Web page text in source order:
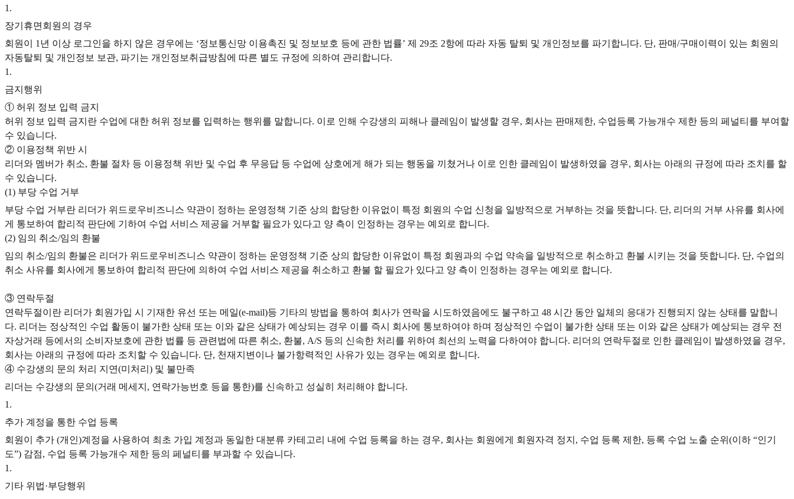
1 .
장기휴면회원의 경우
회원이 1년 이상 로그인을 하지 않은 경우에는 ‘정보통신망 이용촉진 및 정보보호 등에 관한 법률’ 제 29조 2항에 따라 자동 탈퇴 및 개인정보를 파기합니다. 단, 판매/구매이력이 있는 회원의
자동탈퇴 및 개인정보 보관, 파기는 개인정보취급방침에 따른 별도 규정에 의하여 관리합니다.
1 .
금지행위
① 허위 정보 입력 금지
허위 정보 입력 금지란 수업에 대한 허위 정보를 입력하는 행위를 말합니다. 이로 인해 수강생의 피해나 클레임이 발생할 경우, 회사는 판매제한, 수업등록 가능개수 제한 등의 페널티를 부여할
수 있습니다.
② 이용정책 위반 시
리더와 멤버가 취소, 환불 절차 등 이용정책 위반 및 수업 후 무응답 등 수업에 상호에게 해가 되는 행동을 끼쳤거나 이로 인한 클레임이 발생하였을 경우, 회사는 아래의 규정에 따라 조치를 할
수 있습니다.
(1) 부당 수업 거부
부당 수업 거부란 리더가 위드로우비즈니스 약관이 정하는 운영정책 기준 상의 합당한 이유없이 특정 회원의 수업 신청을 일방적으로 거부하는 것을 뜻합니다. 단, 리더의 거부 사유를 회사에
게 통보하여 합리적 판단에 기하여 수업 서비스 제공을 거부할 필요가 있다고 양 측이 인정하는 경우는 예외로 합니다.
(2) 임의 취소/임의 환불
임의 취소/임의 환불은 리더가 위드로우비즈니스 약관이 정하는 운영정책 기준 상의 합당한 이유없이 특정 회원과의 수업 약속을 일방적으로 취소하고 환불 시키는 것을 뜻합니다. 단, 수업의
취소 사유를 회사에게 통보하여 합리적 판단에 의하여 수업 서비스 제공을 취소하고 환불 할 필요가 있다고 양 측이 인정하는 경우는 예외로 합니다.
③ 연락두절
연락두절이란 리더가 회원가입 시 기재한 유선 또는 메일(e-mail)등 기타의 방법을 통하여 회사가 연락을 시도하였음에도 불구하고 48 시간 동안 일체의 응대가 진행되지 않는 상태를 말합니
다. 리더는 정상적인 수업 활동이 불가한 상태 또는 이와 같은 상태가 예상되는 경우 이를 즉시 회사에 통보하여야 하며 정상적인 수업이 불가한 상태 또는 이와 같은 상태가 예상되는 경우 전
자상거래 등에서의 소비자보호에 관한 법률 등 관련법에 따른 취소, 환불, A/S 등의 신속한 처리를 위하여 최선의 노력을 다하여야 합니다. 리더의 연락두절로 인한 클레임이 발생하였을 경우,
회사는 아래의 규정에 따라 조치할 수 있습니다. 단, 천재지변이나 불가항력적인 사유가 있는 경우는 예외로 합니다.
④ 수강생의 문의 처리 지연(미처리) 및 불만족
리더는 수강생의 문의(거래 메세지, 연락가능번호 등을 통한)를 신속하고 성실히 처리해야 합니다.
1 .
추가 계정을 통한 수업 등록
회원이 추가 (개인)계정을 사용하여 최초 가입 계정과 동일한 대분류 카테고리 내에 수업 등록을 하는 경우, 회사는 회원에게 회원자격 정지, 수업 등록 제한, 등록 수업 노출 순위(이하 “인기
도”) 감점, 수업 등록 가능개수 제한 등의 페널티를 부과할 수 있습니다.
1 .
기타 위법·부당행위